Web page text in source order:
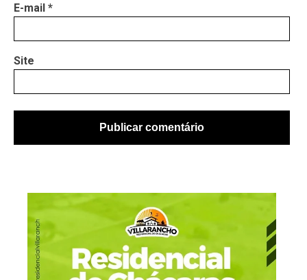
E-mail *
Site